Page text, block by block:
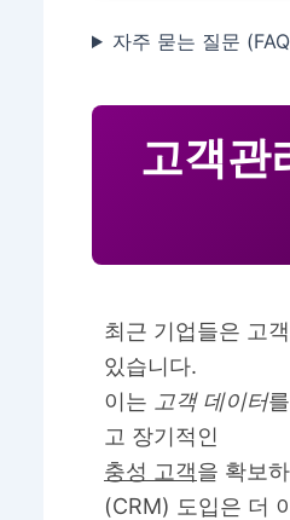
자주 묻는 질문
고객관
최근 기업들은 고
있습니다.
이는 고객 데이터
고 장기적인
충성 고객을 확보
(CRM) 도입은 더